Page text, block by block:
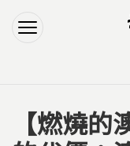
您在這裡
【燃燒